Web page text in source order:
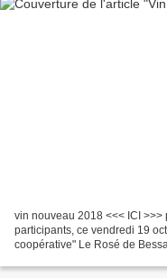
vin nouveau 2018 <<< ICI
participants, ce vendredi 19
coopérative" Le Rosé de